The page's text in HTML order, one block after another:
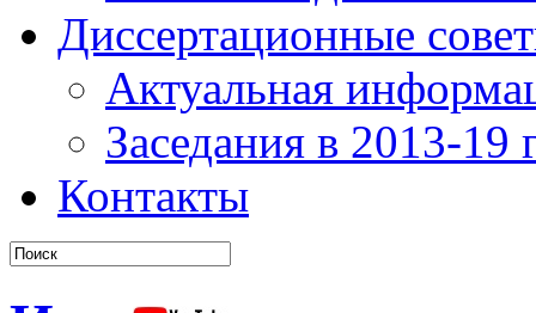
Диссертационные
Актуальная
Заседания в 2013-19
Контакты